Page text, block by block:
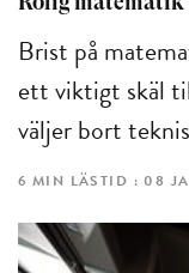
Brist på
ett viktigt skäl
väljer bort
6 MIN LÄSTID : 08